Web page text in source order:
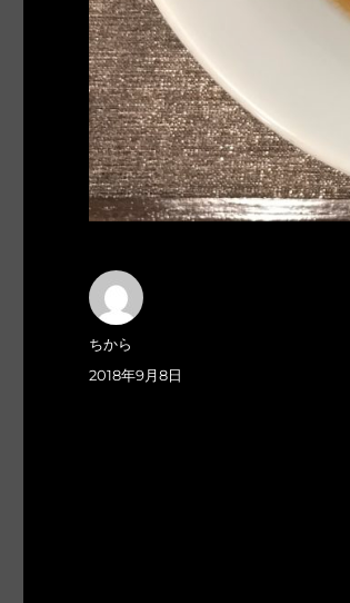
Author
ちから
Posted
2018年9月8日